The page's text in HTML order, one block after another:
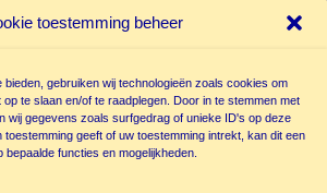
toestemming beheer
gebruiken wij technologieën zoals cookies om
te slaan en/of te raadplegen. Door in te stemmen met
wij gegevens zoals surfgedrag of unieke ID's op deze
toestemming geeft of uw toestemming intrekt, kan dit een
bepaalde functies en mogelijkheden.
61